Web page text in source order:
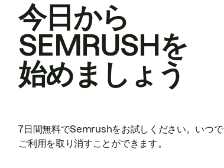
今日から
SEMRUSHを
始めましょう
7日間無料でSemrushをお試しください。いつ
ご利用を取り消すことができます。